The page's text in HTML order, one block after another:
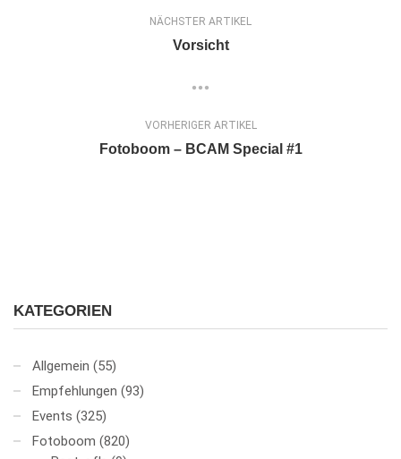
NÄCHSTER ARTIKEL
Vorsicht
VORHERIGER ARTIKEL
Fotoboom – BCAM Special #1
KATEGORIEN
Allgemein (55)
Empfehlungen (93)
Events (325)
Fotoboom (820)